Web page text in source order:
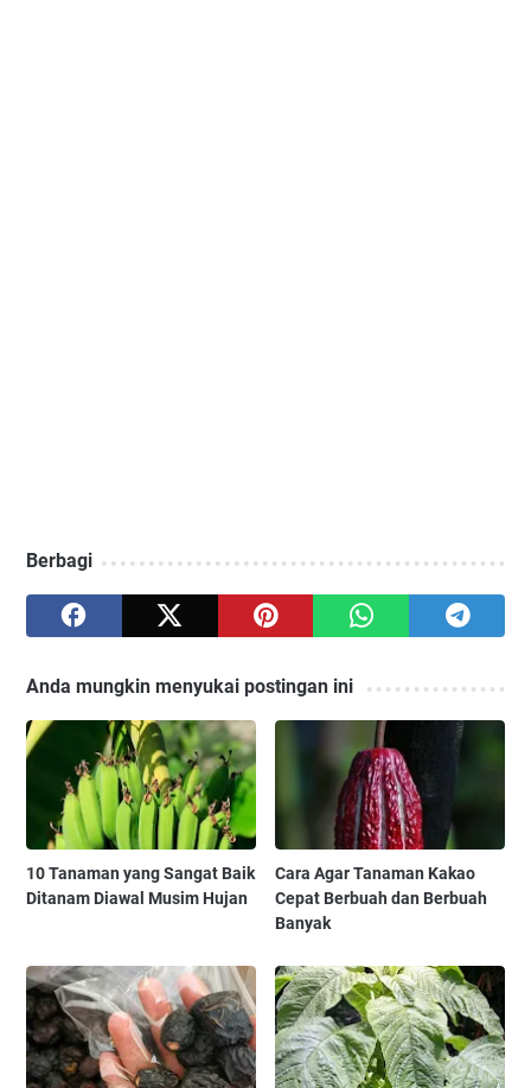
Berbagi
Anda mungkin menyukai postingan ini
10 Tanaman yang Sangat Baik
Ditanam Diawal Musim Hujan
Cara Agar Tanaman Kakao
Cepat Berbuah dan Berbuah
Banyak